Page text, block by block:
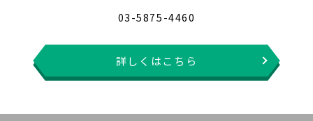
03-5875-4460
詳しくはこちら